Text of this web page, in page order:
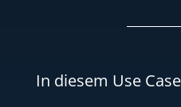
In diesem Use